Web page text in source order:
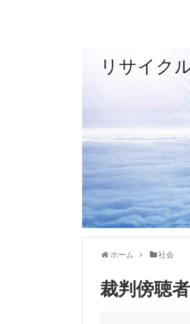
リサイク
ホーム 社会
裁判傍聴